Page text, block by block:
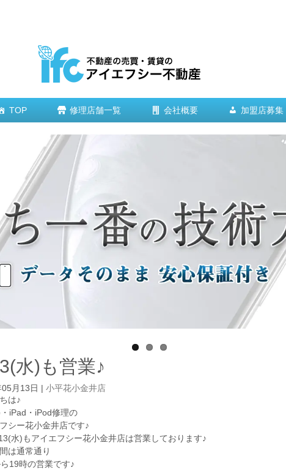
TOP 修理店舗一覧 会社概要 加盟店募集
水)も営業♪
月13日
小平花小金井店
は♪
iPad・iPod修理の
シー花小金井店です♪
水)もアイエフシー花小金井店は営業しております♪
は通常通り
19時の営業です♪